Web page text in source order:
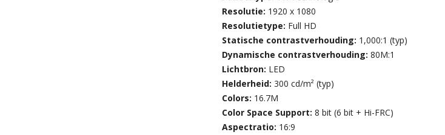
Resolutie: 1920 x 1080
Resolutietype: Full HD
Statische contrastverhouding: 1,000:1 (typ)
Dynamische contrastverhouding: 80M:1
Lichtbron: LED
Helderheid: 300 cd/m² (typ)
Colors: 16.7M
Color Space Support: 8 bit (6 bit + Hi-FRC)
Aspectratio: 16:9